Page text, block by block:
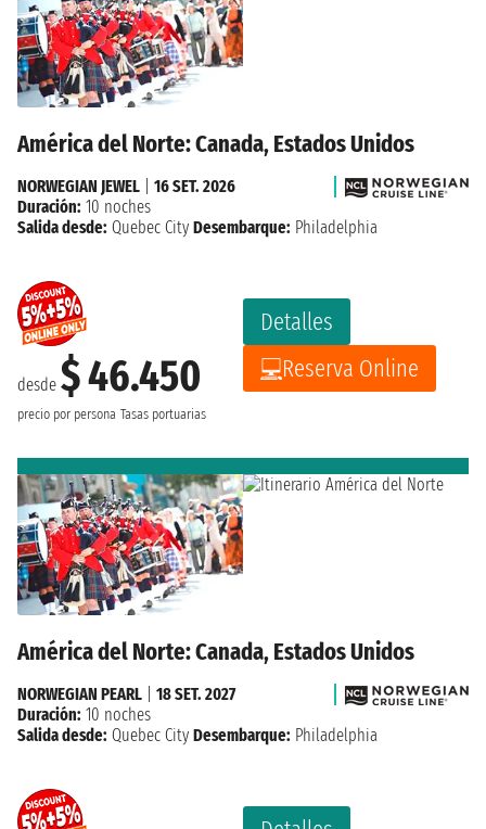
América del Norte: Canada, Estados Unidos
desde $ 46.450
precio por persona Tasas portuarias
Detalles
Reserva Online
NORWEGIAN JEWEL
16 SET. 2026
Duración: 10 noches
Salida desde: Quebec City Desembarque: Philadelphia
América del Norte: Canada, Estados Unidos
NORWEGIAN PEARL
18 SET. 2027
Duración: 10 noches
Salida desde: Quebec City Desembarque: Philadelphia